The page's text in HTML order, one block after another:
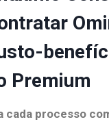
Premium
cada processo